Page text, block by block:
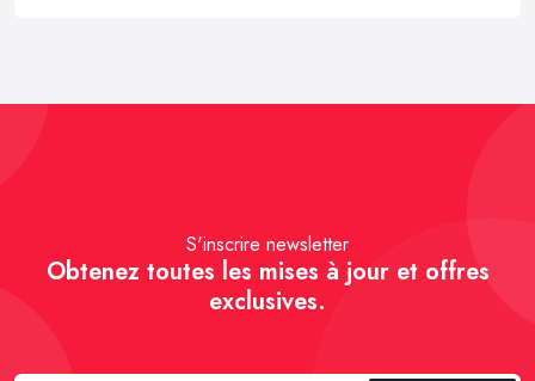
S'inscrire newsletter
Obtenez toutes les mises à jour et offres
exclusives.